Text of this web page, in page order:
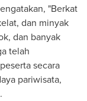
"Berkat
dan minyak
dan banyak
telah
secara
pariwisata,